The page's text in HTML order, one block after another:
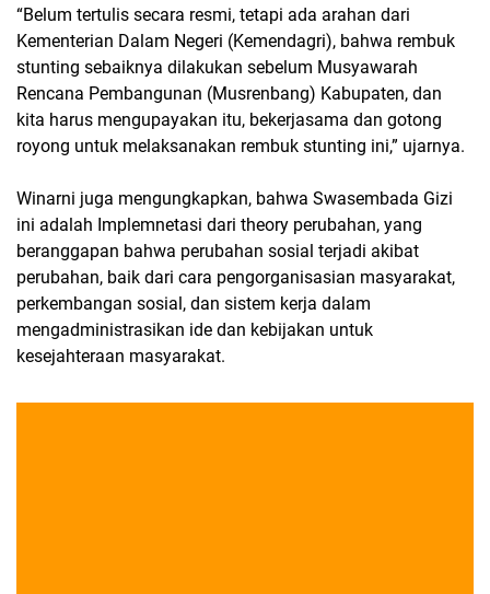
“Belum tertulis secara resmi, tetapi ada arahan dari
Kementerian Dalam Negeri (Kemendagri), bahwa rembuk
stunting sebaiknya dilakukan sebelum Musyawarah
Rencana Pembangunan (Musrenbang) Kabupaten, dan
kita harus mengupayakan itu, bekerjasama dan gotong
royong untuk melaksanakan rembuk stunting ini,” ujarnya.
Winarni juga mengungkapkan, bahwa Swasembada Gizi
ini adalah Implemnetasi dari theory perubahan, yang
beranggapan bahwa perubahan sosial terjadi akibat
perubahan, baik dari cara pengorganisasian masyarakat,
perkembangan sosial, dan sistem kerja dalam
mengadministrasikan ide dan kebijakan untuk
kesejahteraan masyarakat.